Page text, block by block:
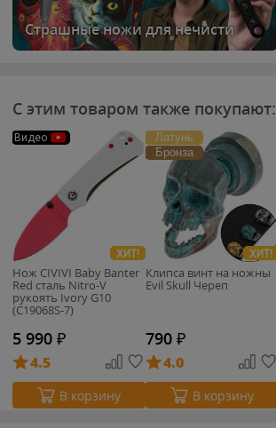
Страшные ножи для нечисти
С этим товаром также покупают:
Видео
ХИТ!
Нож CIVIVI Baby Banter
Red сталь Nitro-V
рукоять Ivory G10
(C19068S-7)
5 990 ₽
4.5
В корзину
Латунь
Бронза
ХИТ!
Клипса винт на ножны
Evil Skull Череп
790 ₽
4.0
В корзину